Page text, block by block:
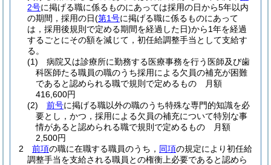
2号に掲げる職に係るものにあっては採用の日から5年以内
の期間，採用の日(第1号に掲げる職に係るものにあって
は，採用後規則で定める期間を経過した日)から1年を経過
するごとにその額を減じて，初任給調整手当として支給す
る。
(1)
病院又は診療所に勤務する医療事務を行う医師及び歯
科医師たる職員の職のうち採用による欠員の補充が困難
であると認められる職で規則で定めるもの 月額
416,600円
(2)
前号に掲げる職以外の職のうち特殊な専門的知識を必
要とし，かつ，採用による欠員の補充について特別な事
情があると認められる職で規則で定めるもの 月額
2,500円
2
前項の職に在職する職員のうち， 同項の規定により初任給
調整手当を支給される職員との権衡上必要であると認めら